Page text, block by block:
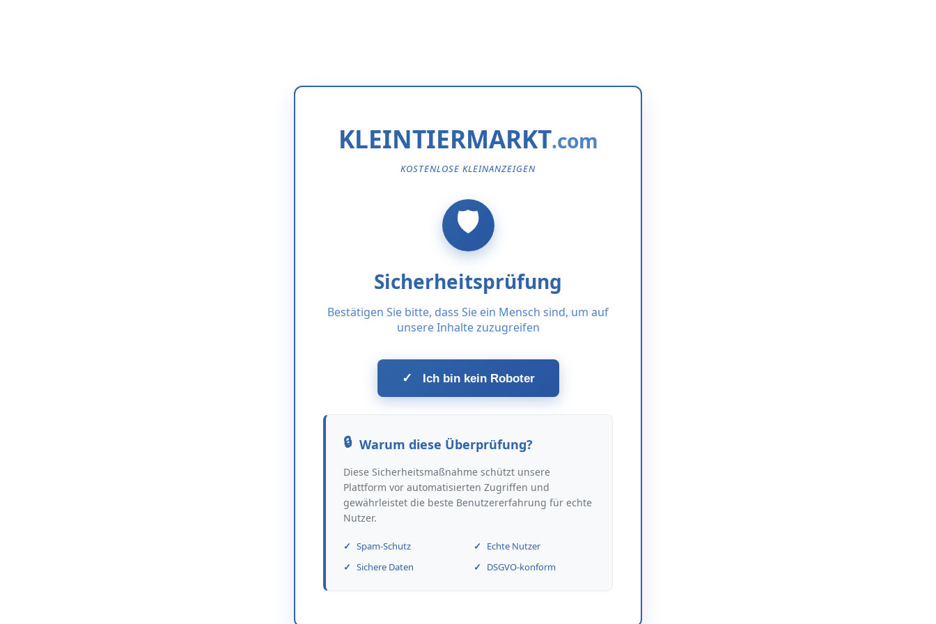
KLEINTIERMARKT
KOSTENLOSE KLEINANZEIGEN
Sicherheitsprüfung
Bestätigen Sie bitte, dass Sie ein Mensch sind, um auf
unsere Inhalte zuzugreifen
✓ Ich bin kein Roboter
Warum diese Überprüfung?
Diese Sicherheitsmaßnahme schützt unsere
Plattform vor automatisierten Zugriffen und
gewährleistet die beste Benutzererfahrung für echte
Nutzer.
Spam-Schutz
Echte Nutzer
Sichere Daten
DSGVO-konform